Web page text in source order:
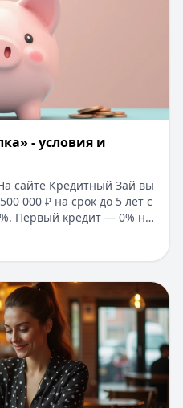
приложение.
- условия и
сайте Кредитный Зай вы
000 ₽ на срок до 5 лет с
Первый кредит — 0% на
без справок и
предложение и
карта Visa Classic